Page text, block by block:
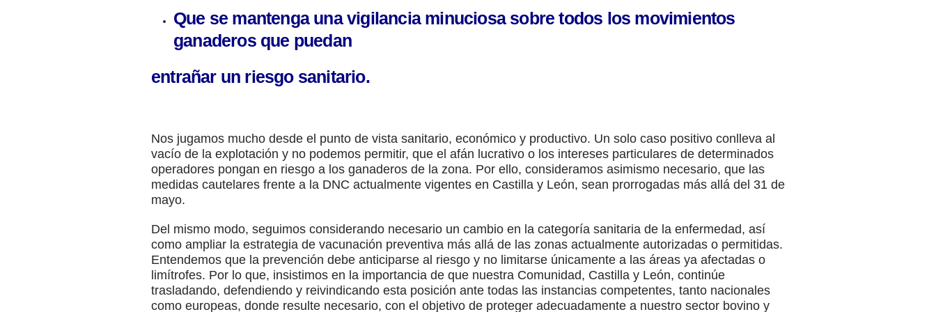
Que se mantenga una vigilancia minuciosa sobre todos los movimientos
ganaderos que puedan
entrañar un riesgo sanitario.
Nos jugamos mucho desde el punto de vista sanitario, económico y productivo. Un solo caso positivo conlleva al
vacío de la explotación y no podemos permitir, que el afán lucrativo o los intereses particulares de determinados
operadores pongan en riesgo a los ganaderos de la zona. Por ello, consideramos asimismo necesario, que las
medidas cautelares frente a la DNC actualmente vigentes en Castilla y León, sean prorrogadas más allá del 31 de
mayo.
Del mismo modo, seguimos considerando necesario un cambio en la categoría sanitaria de la enfermedad, así
como ampliar la estrategia de vacunación preventiva más allá de las zonas actualmente autorizadas o permitidas.
Entendemos que la prevención debe anticiparse al riesgo y no limitarse únicamente a las áreas ya afectadas o
limítrofes. Por lo que, insistimos en la importancia de que nuestra Comunidad, Castilla y León, continúe
trasladando, defendiendo y reivindicando esta posición ante todas las instancias competentes, tanto nacionales
como europeas, donde resulte necesario, con el objetivo de proteger adecuadamente a nuestro sector bovino y